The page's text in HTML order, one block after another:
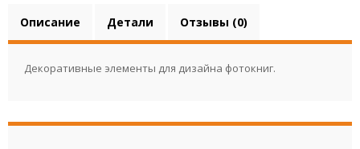
Описание Детали Отзывы (0)
Декоративные элементы для дизайна фотокниг.